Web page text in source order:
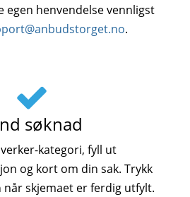
egen henvendelse vennligst
.
søknad
kategori, fyll ut
og kort om din sak. Trykk
når skjemaet er ferdig utfylt.